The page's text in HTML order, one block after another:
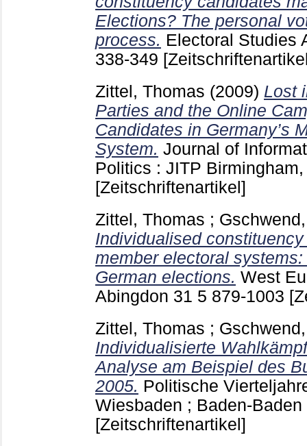
Elections? The personal
process. Electoral Studies
338-349
Zittel, Thomas (2009) Lost
Parties and the Online
Candidates in Germany’s
System. Journal of
Politics : JITP
[Zeitschriftenartikel]
Zittel, Thomas ;
Individualised
member electoral
German elections. West
Abingdon 31 5 879-1003
Zittel, Thomas ;
Individualisierte
Analyse am Beispiel des
2005. Politische
Wiesbaden ; Baden-Baden
[Zeitschriftenartikel]